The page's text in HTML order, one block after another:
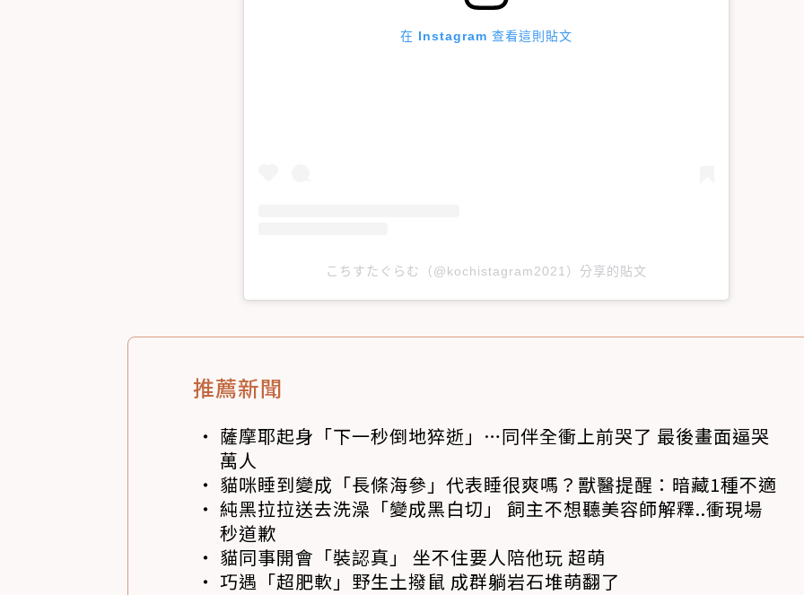
在 Instagram 查看這則貼文
こちすたぐらむ（@kochistagram2021）分享的貼文
推薦新聞
薩摩耶起身「下一秒倒地猝逝」…同伴全衝上前哭了 最後畫面逼哭
萬人
貓咪睡到變成「長條海參」代表睡很爽嗎？獸醫提醒：暗藏1種不適
純黑拉拉送去洗澡「變成黑白切」 飼主不想聽美容師解釋..衝現場
秒道歉
貓同事開會「裝認真」 坐不住要人陪他玩 超萌
巧遇「超肥軟」野生土撥鼠 成群躺岩石堆萌翻了